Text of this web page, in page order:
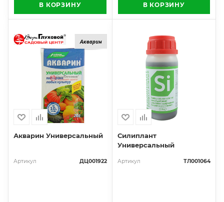
В КОРЗИНУ В КОРЗИНУ
Акварин Универсальный
Артикул ДЦ001922
Силиплант
Универсальный
Артикул ТЛ001064